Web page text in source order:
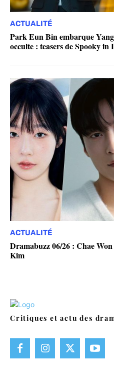
ACTUALITÉ
Park Eun Bin embarque
occulte : teasers de Spooky in
ACTUALITÉ
Dramabuzz 06/26 : Chae
Kim
Critiques et actu des